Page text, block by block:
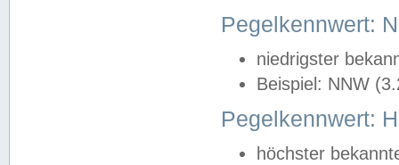
Pegelkennwert:
niedrigster
Beispiel: NNW
Pegelkennwert:
höchster